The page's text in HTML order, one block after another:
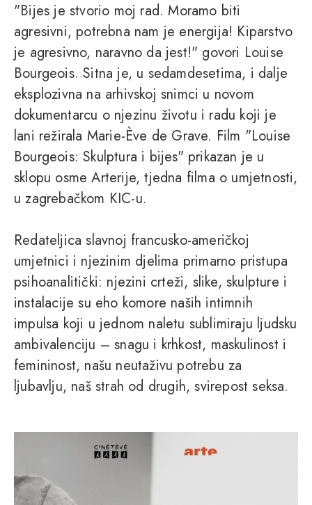
"Bijes je stvorio moj rad. Moramo biti
agresivni, potrebna nam je energija! Kiparstvo
je agresivno, naravno da jest!" govori Louise
Bourgeois. Sitna je, u sedamdesetima, i dalje
eksplozivna na arhivskoj snimci u novom
dokumentarcu o njezinu životu i radu koji je
lani režirala Marie-Ève de Grave. Film "Louise
Bourgeois: Skulptura i bijes" prikazan je u
sklopu osme Arterije, tjedna filma o umjetnosti,
u zagrebačkom KIC-u.
Redateljica slavnoj francusko-američkoj
umjetnici i njezinim djelima primarno pristupa
psihoanalitički: njezini crteži, slike, skulpture i
instalacije su eho komore naših intimnih
impulsa koji u jednom naletu sublimiraju ljudsku
ambivalenciju – snagu i krhkost, maskulinost i
femininost, našu neutaživu potrebu za
ljubavlju, naš strah od drugih, svirepost seksa.